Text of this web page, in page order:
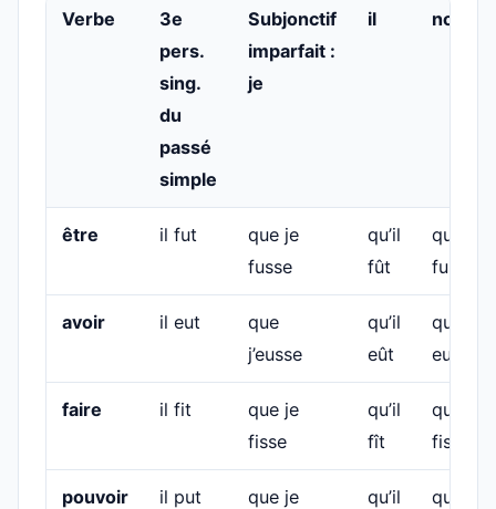
Verbe
3e
pers.
sing.
du
passé
simple
Subjonctif
imparfait :
je
il nous
être il fut
que je
fusse
qu’il
fût
que
avoir il eut
que
j’eusse
qu’il
eût
que
faire il fit
que je
fisse
qu’il
fît
que
fissions
pouvoir il put
que je
qu’il
que